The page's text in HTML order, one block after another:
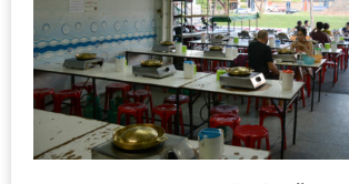
FESTIVAL
2
–
ช็อป